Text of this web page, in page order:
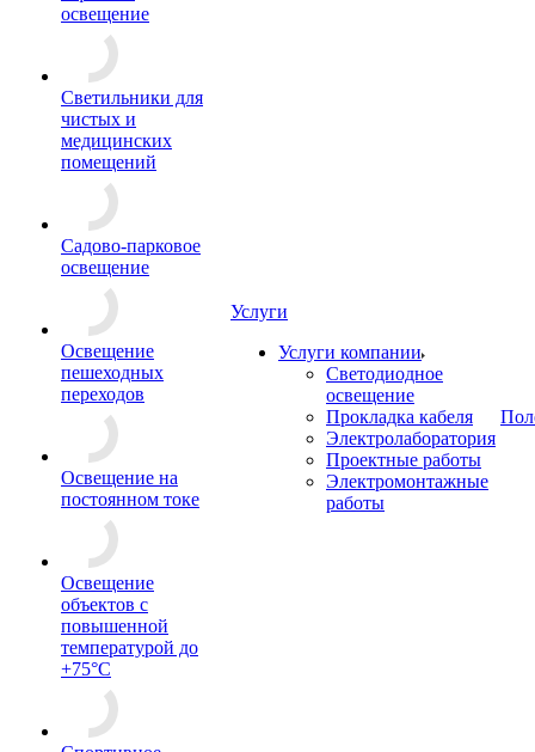
освещение
Светильники для
чистых и
медицинских
помещений
Садово-парковое
освещение
Освещение
пешеходных
переходов
Освещение на
постоянном токе
Освещение
объектов с
повышенной
температурой до
+75°C
Услуги
Услуги компании
Светодиодное
освещение
Прокладка кабеля
Электролаборатория
Проектные работы
Электромонтажные
работы